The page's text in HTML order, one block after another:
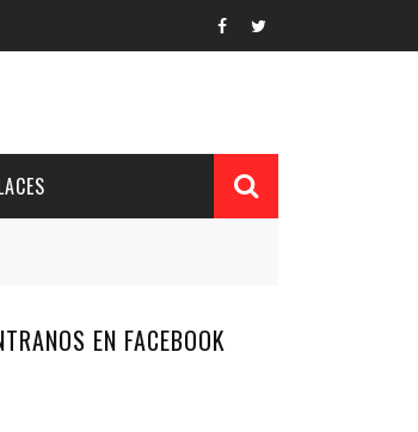
EN FACEBOOK